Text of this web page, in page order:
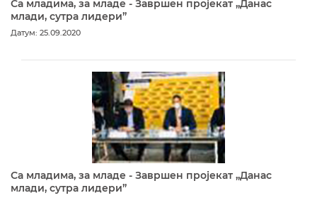
Са младима, за младе - Завршен пројекат „Данас
млади, сутра лидери”
Датум: 25.09.2020
Са младима, за младе - Завршен пројекат „Данас
млади, сутра лидери”